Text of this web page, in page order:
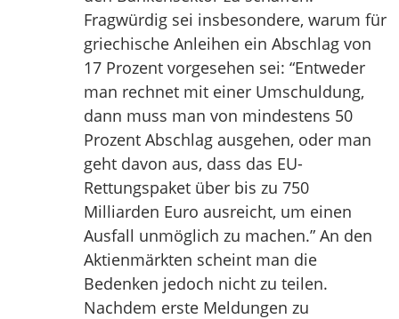
Fragwürdig sei insbesondere, warum für
griechische Anleihen ein Abschlag von
17 Prozent vorgesehen sei: “Entweder
man rechnet mit einer Umschuldung,
dann muss man von mindestens 50
Prozent Abschlag ausgehen, oder man
geht davon aus, dass das EU-
Rettungspaket über bis zu 750
Milliarden Euro ausreicht, um einen
Ausfall unmöglich zu machen.” An den
Aktienmärkten scheint man die
Bedenken jedoch nicht zu teilen.
Nachdem erste Meldungen zu